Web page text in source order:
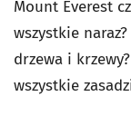
Mount Everest
wszystkie
drzewa i
wszystkie